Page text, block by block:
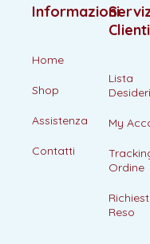
Informazioni
Home
Shop
Assistenza
Contatti
Clienti
Lista
Desideri
My
Ordine
Reso